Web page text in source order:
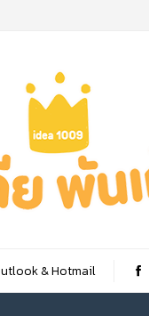
& Hotmail